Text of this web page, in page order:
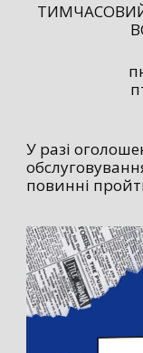
У разі
повинні